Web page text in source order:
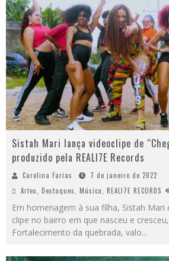
Sistah Mari lança videoclipe de
produzido pela REALI7E Records
Carolina Farias
7 de janeiro de 2022
Artes
Destaques Música REALI7E RECORDS
Em homenagem à sua filha, Sistah Mari
clipe no bairro em que nasceu e
Fortalecimento da quebrada, valo...